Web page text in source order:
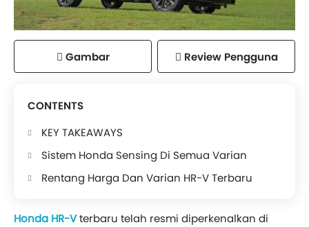
Gambar Review Pengguna
CONTENTS
KEY TAKEAWAYS
Sistem Honda Sensing Di Semua Varian
Rentang Harga Dan Varian HR-V Terbaru
Honda HR-Vterbaru telah resmi diperkenalkan di